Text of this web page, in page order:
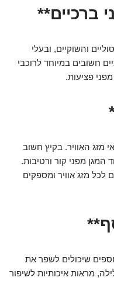
ברכיים**
והשוקיים, ובעלי
חשובים במיוחד לרוכבי
פציעות.
מזג האוויר. בקיץ חשוב
המגן מפני קור ורטיבות.
לכל מזג אוויר ומספקים
שיכולים לשפר את
מראות איכותיות לשיפור